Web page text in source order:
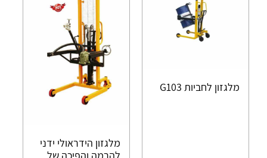
מלגזון לחביות G103
מלגזון הידראולי ידני